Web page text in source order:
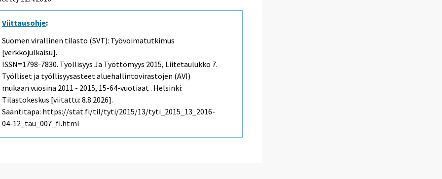
Viittausohje:
Suomen virallinen tilasto (SVT): Työvoimatutkimus
[verkkojulkaisu].
ISSN=1798-7830. Työllisyys Ja Työttömyys 2015, Liitetaulukko 7.
Työlliset ja työllisyysasteet aluehallintovirastojen (AVI)
mukaan vuosina 2011 - 2015, 15-64-vuotiaat . Helsinki:
Tilastokeskus [viitattu: 8.8.2026].
Saantitapa: https://stat.fi/til/tyti/2015/13/tyti_2015_13_2016-
04-12_tau_007_fi.html